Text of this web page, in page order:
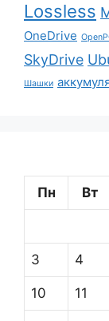
Lossless
OneDrive
SkyDrive
Шашки
Пн
Вт
3 4
10 11